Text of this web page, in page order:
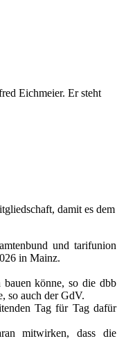
Eichmeier. Er steht
damit es dem
und tarifunion
in Mainz.
bauen könne, so die dbb
so auch der GdV.
Tag für Tag dafür
mitwirken, dass die